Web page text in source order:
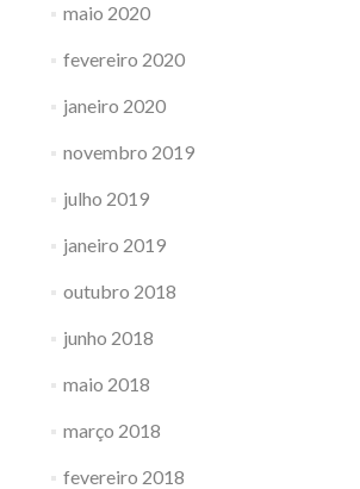
maio 2020
fevereiro 2020
janeiro 2020
novembro 2019
julho 2019
janeiro 2019
outubro 2018
junho 2018
maio 2018
março 2018
fevereiro 2018